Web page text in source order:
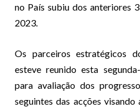
no País subiu dos anteriores
2023.
Os parceiros estratégicos
esteve reunido esta
para avaliação dos
seguintes das acções